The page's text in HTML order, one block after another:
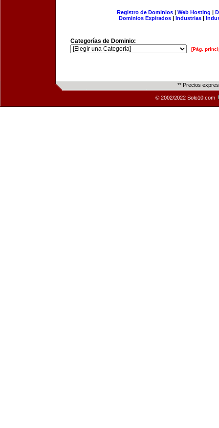
Registro de Dominios| Web Hosting |
Dominios Expirados | Industrias |
Categorías de Dominio:
[Pág.
** Precios
© 2002/2022 Solo10.com